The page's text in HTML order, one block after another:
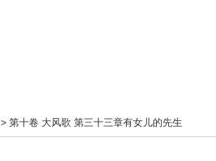
> 第十卷 大风歌 第三十三章有女儿的先生